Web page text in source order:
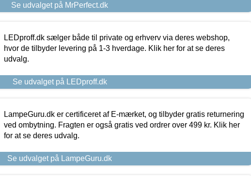
Se udvalget på MrPerfect.dk
LEDproff.dk sælger både til private og erhverv via deres webshop,
hvor de tilbyder levering på 1-3 hverdage. Klik her for at se deres
udvalg.
Se udvalget på LEDproff.dk
LampeGuru.dk er certificeret af E-mærket, og tilbyder gratis returnering
ved ombytning. Fragten er også gratis ved ordrer over 499 kr. Klik her
for at se deres udvalg.
Se udvalget på LampeGuru.dk